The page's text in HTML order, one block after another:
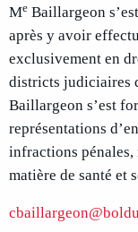
Me Baillargeon
après y avoir
exclusivement en
districts judiciaires
Baillargeon s’est
représentations
infractions pénales,
matière de santé et